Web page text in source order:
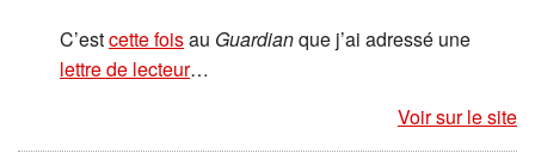
C’estcette foisau Guardianque j’ai adressé une
lettre de lecteur…
Voir sur le site